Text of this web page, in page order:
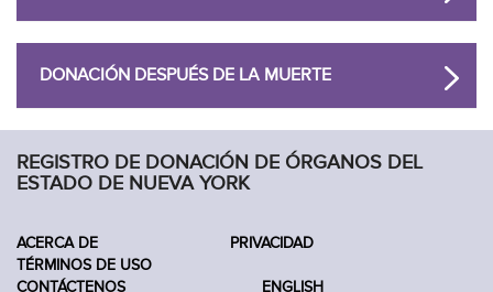
DONACIÓN DESPUÉS DE LA MUERTE
REGISTRO DE DONACIÓN DE ÓRGANOS DEL
ESTADO DE NUEVA YORK
ACERCA DE
PRIVACIDAD
TÉRMINOS DE USO
CONTÁCTENOS
ENGLISH